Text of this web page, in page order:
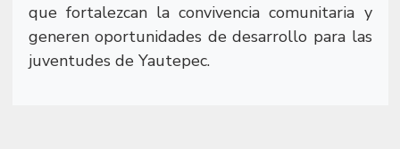
que fortalezcan la convivencia comunitaria y
generen oportunidades de desarrollo para las
juventudes de Yautepec.